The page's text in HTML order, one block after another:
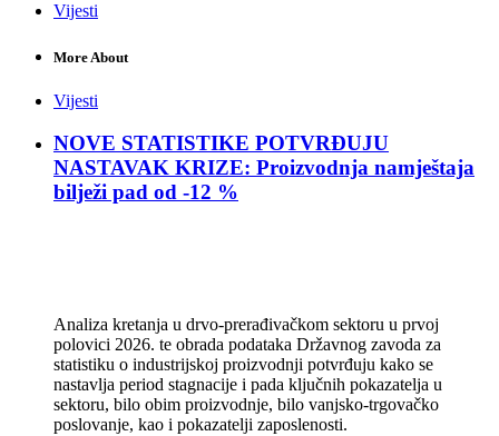
Vijesti
More About
Vijesti
NOVE STATISTIKE POTVRĐUJU
NASTAVAK KRIZE: Proizvodnja namještaja
bilježi pad od -12 %
Analiza kretanja u drvo-prerađivačkom sektoru u prvoj
polovici 2026. te obrada podataka Državnog zavoda za
statistiku o industrijskoj proizvodnji potvrđuju kako se
nastavlja period stagnacije i pada ključnih pokazatelja u
sektoru, bilo obim proizvodnje, bilo vanjsko-trgovačko
poslovanje, kao i pokazatelji zaposlenosti.